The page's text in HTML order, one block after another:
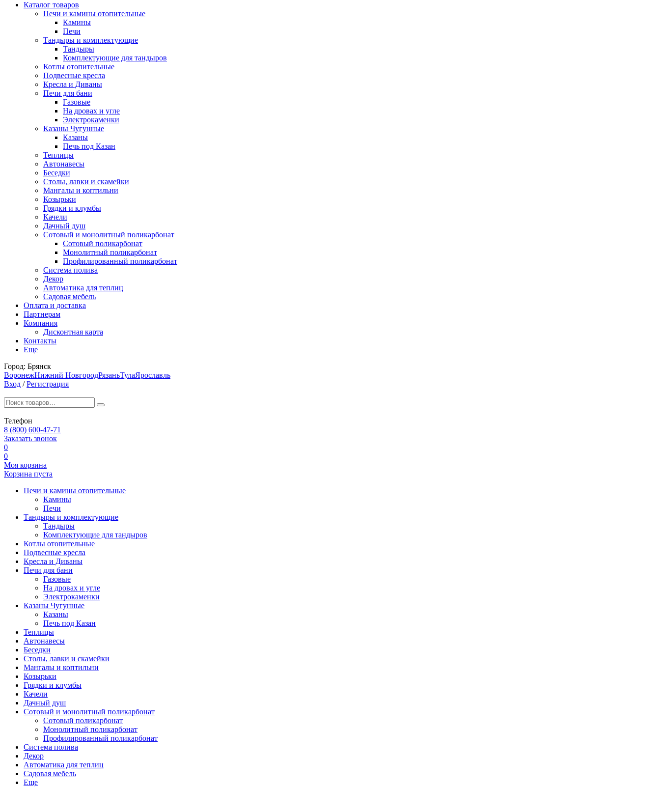
Каталог товаров
Печи и камины отопительные
Камины
Печи
Тандыры и комплектующие
Тандыры
Комплектующие для тандыров
Котлы отопительные
Подвесные кресла
Кресла и Диваны
Печи для бани
Газовые
На дровах и угле
Электрокаменки
Казаны Чугунные
Казаны
Печь под Казан
Теплицы
Автонавесы
Беседки
Столы, лавки и скамейки
Мангалы и коптильни
Козырьки
Грядки и клумбы
Качели
Дачный душ
Сотовый и монолитный поликарбонат
Сотовый поликарбонат
Монолитный поликарбонат
Профилированный поликарбонат
Система полива
Декор
Автоматика для теплиц
Садовая мебель
Оплата и доставка
Партнерам
Компания
Дисконтная карта
Контакты
Еще
Город: Брянск
ВоронежНижний НовгородРязаньТулаЯрославль
Вход / Регистрация
Телефон
8 (800) 600-47-71
Заказать звонок
0
0
Моя корзина
Корзина пуста
Печи и камины отопительные
Камины
Печи
Тандыры и комплектующие
Тандыры
Комплектующие для тандыров
Котлы отопительные
Подвесные кресла
Кресла и Диваны
Печи для бани
Газовые
На дровах и угле
Электрокаменки
Казаны Чугунные
Казаны
Печь под Казан
Теплицы
Автонавесы
Беседки
Столы, лавки и скамейки
Мангалы и коптильни
Козырьки
Грядки и клумбы
Качели
Дачный душ
Сотовый и монолитный поликарбонат
Сотовый поликарбонат
Монолитный поликарбонат
Профилированный поликарбонат
Система полива
Декор
Автоматика для теплиц
Садовая мебель
Еще